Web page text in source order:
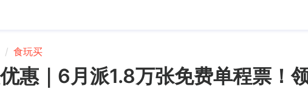
食玩买
惠｜6月派1.8万张免费单程票！